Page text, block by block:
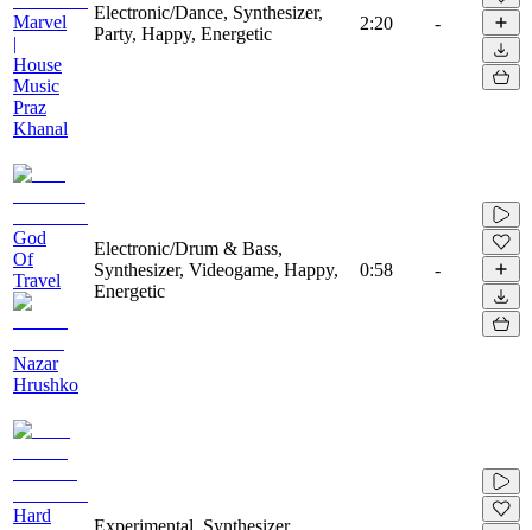
Marvel
|
House
Music
Praz
Khanal
Electronic/Dance, Synthesizer,
Party, Happy, Energetic
2:20 -
God
Of
Travel
Nazar
Hrushko
Electronic/Drum & Bass,
Synthesizer, Videogame, Happy,
Energetic
0:58 -
Hard
Experimental, Synthesizer,